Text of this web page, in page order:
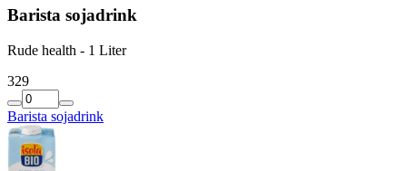
Barista sojadrink
Rude health - 1 Liter
329
Barista sojadrink